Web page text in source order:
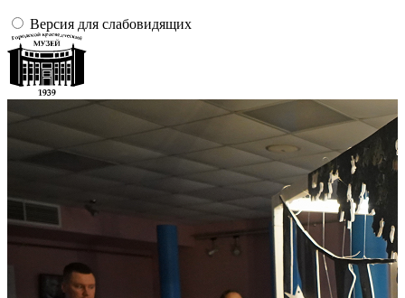
Версия для слабовидящих